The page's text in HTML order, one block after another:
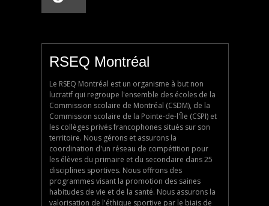
RSEQ Montréal
Le RSEQ Montréal est un organisme à but non
lucratif qui regroupe l'ensemble des écoles de la
Commission scolaire de Montréal (CSDM), de la
Commission scolaire de la Pointe-de-l'Île (CSPI) et
les collèges privés francophones situés sur son
territoire. Nous gérons et assurons la
coordination d'un réseau de compétition pour
les élèves du primaire et du secondaire dans 25
disciplines sportives. Nous offrons des
programmes visant la promotion des saines
habitudes de vie et de la santé. Nous assurons la
valorisation de l'éthique sportive par le biais de